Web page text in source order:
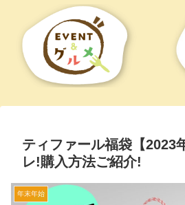
ティファール福袋【2023
レ!購入方法ご紹介!
年末年始